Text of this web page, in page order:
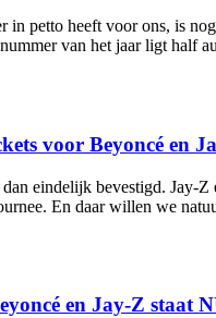
in petto heeft voor ons, is
van het jaar ligt half
voor Beyoncé en
eindelijk bevestigd. Jay-Z
En daar willen we
en Jay-Z staat